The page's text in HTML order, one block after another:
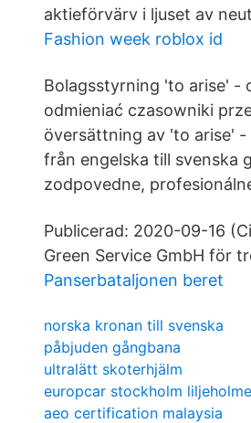
aktieförvärv i ljuset av
Fashion week roblox id
Bolagsstyrning 'to arise' -
odmieniać czasowniki
översättning av 'to arise'
från engelska till svenska
zodpovedne,
Publicerad: 2020-09-16
Green Service GmbH för
Panserbataljonen beret
norska kronan till svenska
påbjuden gångbana
ultralätt skoterhjälm
europcar stockholm
aeo certification malaysia